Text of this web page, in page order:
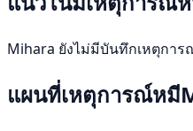
Mihara ยังไม่มีบันทึกเหตุกา
แผนที่เหตุการณ์หมี